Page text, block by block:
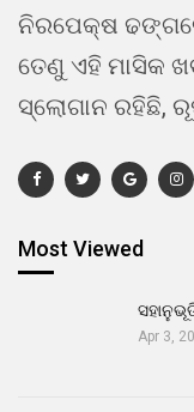
ନିରପେକ୍ଷ
ତେଣୁ ଏହି ମାସିକ
ସ୍ଲୋଗାନ ରହିଛି,
Most Viewed
Apr 3,